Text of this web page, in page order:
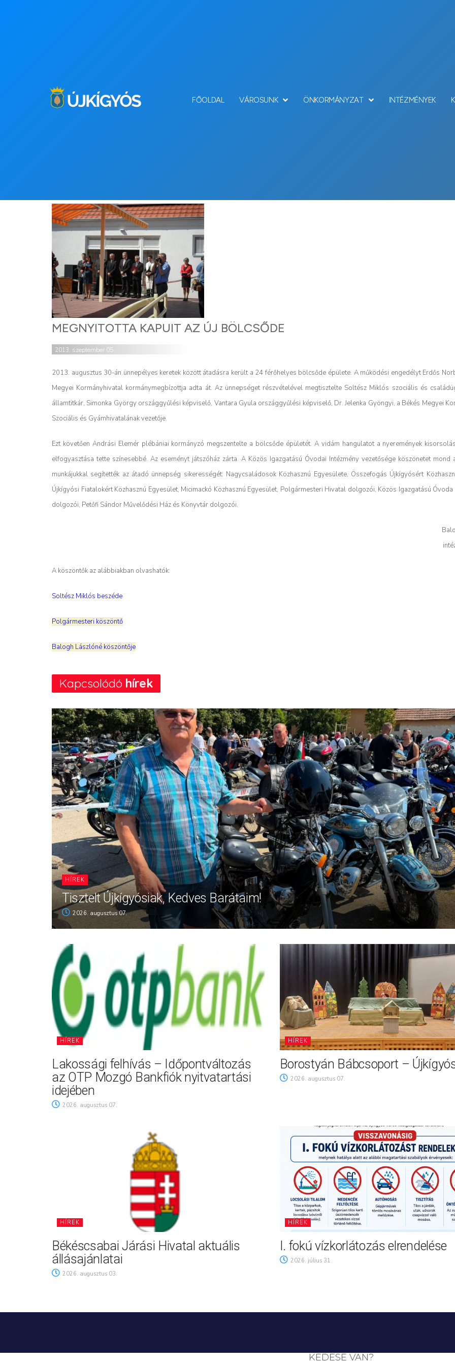
FŐOLDAL VÁROSUNK ÖNKORMÁNYZAT INTÉZMÉNYEK
MEGNYITOTTA KAPUIT AZ ÚJ BÖLCSŐDE
2013. szeptember 05.
2013. augusztus 30-án ünnepélyes keretek között átadásra került a 24 férőhelyes bölcsőde épülete. A működési engedélyt Erdős
Megyei Kormányhivatal kormánymegbízottja adta át. Az ünnepséget részvételével megtisztelte Soltész Miklós szociális és
államtitkár, Simonka György országgyűlési képviselő, Vantara Gyula országgyűlési képviselő, Dr. Jelenka Gyöngyi, a Békés Megyei
Szociális és Gyámhivatalának vezetője.
Ezt követően Andrási Elemér plébániai kormányzó megszentelte a bölcsőde épületét. A vidám hangulatot a nyeremények
elfogyasztása tette színesebbé. Az eseményt játszóház zárta. A Közös Igazgatású Óvodai Intézmény vezetősége köszönetet mond
munkájukkal segítették az átadó ünnepség sikerességét: Nagycsaládosok Közhasznú Egyesülete, Összefogás Újkígyósért
Újkígyósi Fiatalokért Közhasznú Egyesület, Micimackó Közhasznú Egyesület, Polgármesteri Hivatal dolgozói, Közös Igazgatású
dolgozói, Petőfi Sándor Művelődési Ház és Könyvtár dolgozói.
A köszöntők az alábbiakban olvashatók:
Soltész Miklós beszéde
Polgármesteri köszöntő
Balogh Lászlóné köszöntője
Kapcsolódó hírek
HÍREK
Tisztelt Újkígyósiak, Kedves Barátaim!
2026. augusztus 07.
HÍREK
Lakossági felhívás – Időpontváltozás
az OTP Mozgó Bankfiók nyitvatartási
idejében
2026. augusztus 07.
HÍREK
Borostyán Bábcsoport –
2026. augusztus 07.
HÍREK
Békéscsabai Járási Hivatal aktuális
állásajánlatai
2026. augusztus 03.
HÍREK
I. fokú vízkorlátozás elrendelése
2026. július 31.
KÉDÉSE VAN?